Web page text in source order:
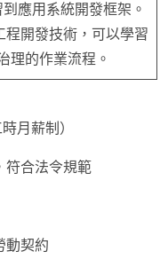
應用系統開發框架。
開發技術，可以學習
理的作業流程。
月薪制）
符合法令規範
動契約